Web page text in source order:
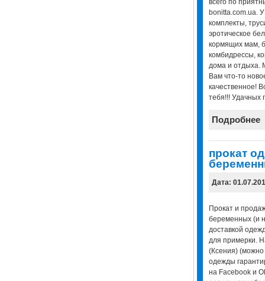
bonitta.com.ua.
комплекты,
эротическое
кормящих мам,
комбидрессы,
дома и отдыха.
Вам что-то
качественное!
тебя!!! Удачных
Подробнее
прокат
Дата:
Прокат и
беременных (и
доставкой
для примерки.
(Ксения) (можно
одежды
на Facebook и